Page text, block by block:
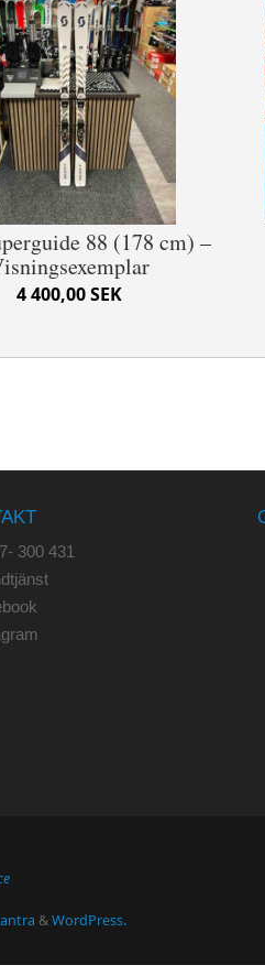
88 (178 cm) –
4 400,00 SEK
300 431
&WordPress.